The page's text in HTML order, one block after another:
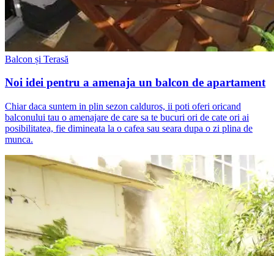
Balcon și Terasă
Noi idei pentru a amenaja un balcon de apartament
Chiar daca suntem in plin sezon calduros, ii poti oferi oricand
balconului tau o amenajare de care sa te bucuri ori de cate ori ai
posibilitatea, fie dimineata la o cafea sau seara dupa o zi plina de
munca.